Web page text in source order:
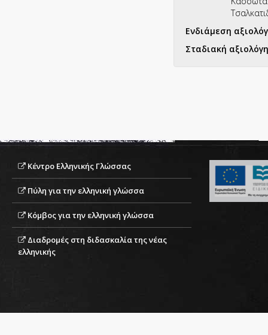
Ενδιάμεση
Σταδιακή
Κέντρο Ελληνικής Γλώσσας
Πύλη για την ελληνική γλώσσα
Κόμβος για την ελληνική γλώσσα
Διαδρομές στη διδασκαλία της νέας
ελληνικής